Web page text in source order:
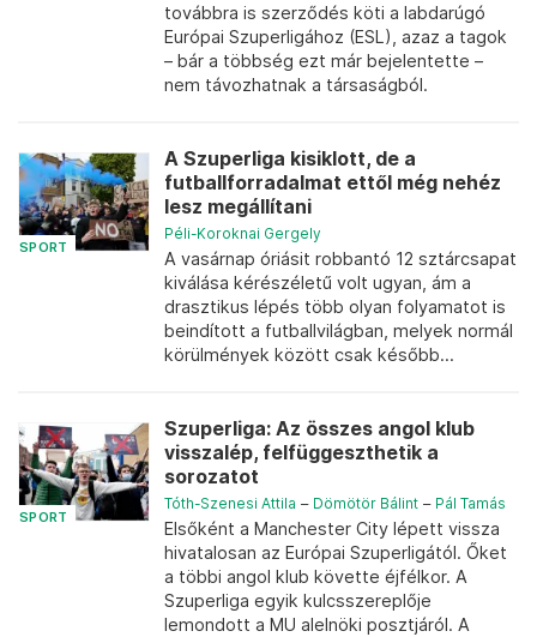
továbbra is szerződés köti a labdarúgó
Európai Szuperligához (ESL), azaz a tagok
– bár a többség ezt már bejelentette –
nem távozhatnak a társaságból.
SPORT
A Szuperliga kisiklott, de a
futballforradalmat ettől még nehéz
lesz megállítani
Péli-Koroknai Gergely
A vasárnap óriásit robbantó 12 sztárcsapat
kiválása kérészéletű volt ugyan, ám a
drasztikus lépés több olyan folyamatot is
beindított a futballvilágban, melyek normál
körülmények között csak később...
SPORT
Szuperliga: Az összes angol klub
visszalép, felfüggeszthetik a
sorozatot
Tóth-Szenesi Attila – Dömötör Bálint – Pál Tamás
Elsőként a Manchester City lépett vissza
hivatalosan az Európai Szuperligától. Őket
a többi angol klub követte éjfélkor. A
Szuperliga egyik kulcsszereplője
lemondott a MU alelnöki posztjáról. A